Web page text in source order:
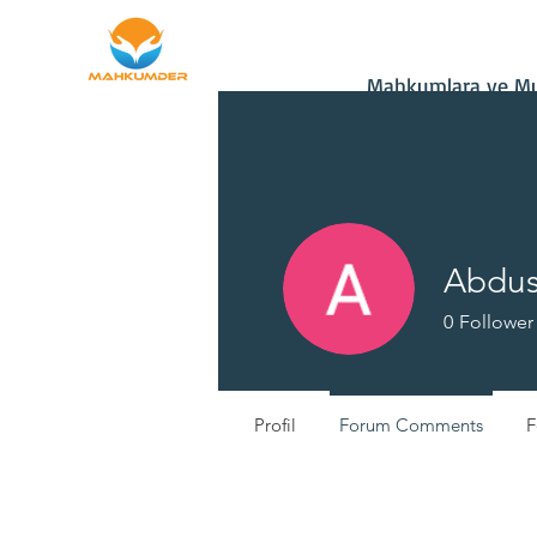
Mahkumlara ve
0 Follower
Profil Forum Comments